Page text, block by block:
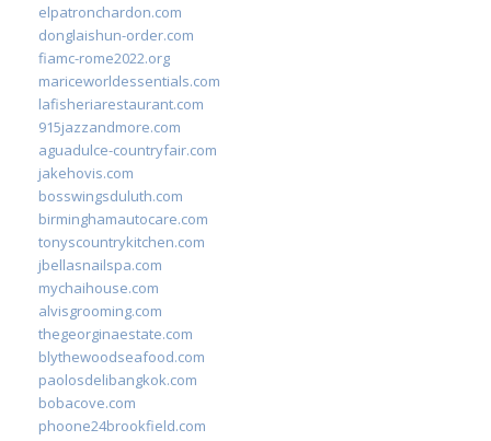
elpatronchardon.com
donglaishun-order.com
fiamc-rome2022.org
mariceworldessentials.com
lafisheriarestaurant.com
915jazzandmore.com
aguadulce-countryfair.com
jakehovis.com
bosswingsduluth.com
birminghamautocare.com
tonyscountrykitchen.com
jbellasnailspa.com
mychaihouse.com
alvisgrooming.com
thegeorginaestate.com
blythewoodseafood.com
paolosdelibangkok.com
bobacove.com
phoone24brookfield.com